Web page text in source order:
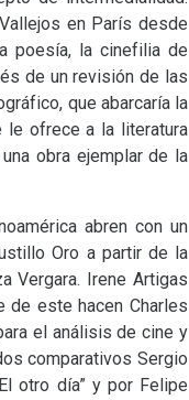
en París desde
poesía, la cinefilia de
de un revisión de las
que abarcaría la
le ofrece a la literatura
obra ejemplar de la
abren con un
Oro a partir de la
Vergara. Irene Artigas
este hacen Charles
el análisis de cine y
comparativos Sergio
otro día” y por Felipe